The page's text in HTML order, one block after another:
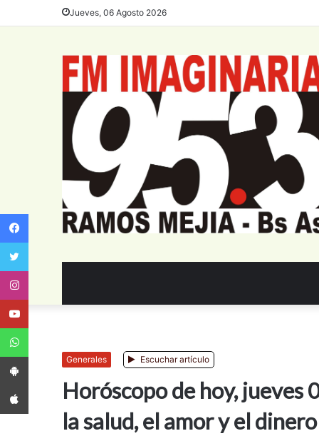
Jueves, 06 Agosto 2026
Generales Escuchar artículo
Horóscopo de hoy, jueves
la salud, el amor y el dinero
Facebook
App Android